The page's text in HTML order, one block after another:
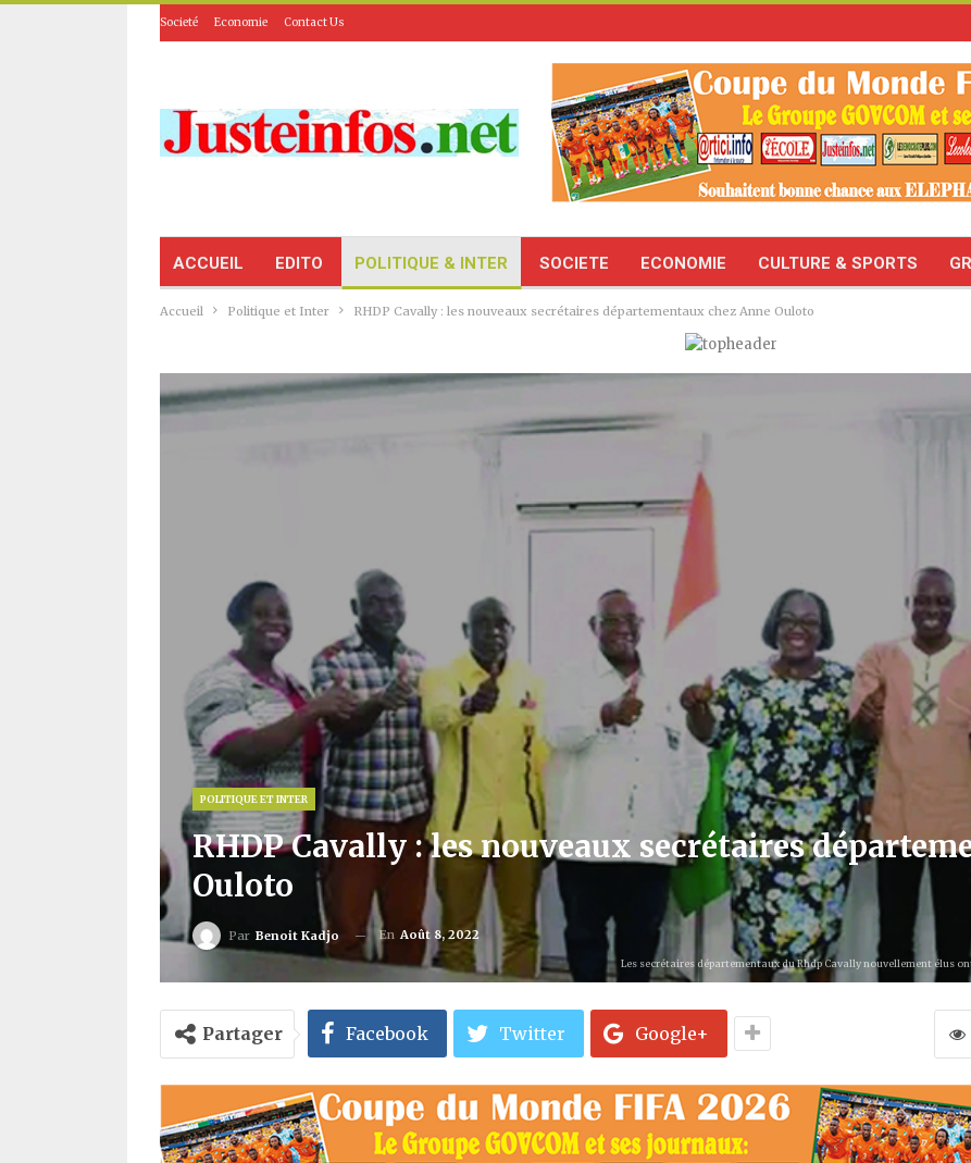
Societé Economie Contact Us
ACCUEIL EDITO POLITIQUE & INTER SOCIETE ECONOMIE CULTURE & SPORTS
Accueil Politique et Inter RHDP Cavally : les nouveaux secrétaires départementaux chez Anne Ouloto
POLITIQUE ET INTER
RHDP Cavally : les nouveaux secrétaires
Ouloto
Par Benoit Kadjo En Août 8, 2022
Les secrétaires départementaux du Rhdp Cavally nouvellement élus
Partager Facebook Twitter Google+